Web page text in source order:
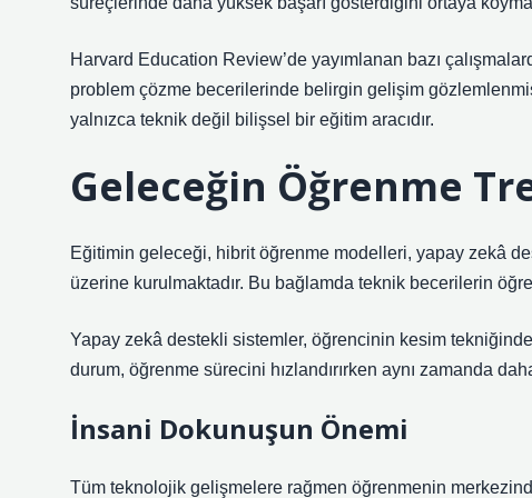
Harvard Education Review’de yayımlanan bazı
problem çözme becerilerinde belirgin gelişim
yalnızca teknik değil bilişsel bir eğitim aracıdır.
Geleceğin Öğrenme
Eğitimin geleceği, hibrit öğrenme modelleri, yapay zekâ
üzerine kurulmaktadır. Bu bağlamda teknik becerilerin
Yapay zekâ destekli sistemler, öğrencinin kesim
durum, öğrenme sürecini hızlandırırken aynı zamanda
İnsani Dokunuşun Önemi
Tüm teknolojik gelişmelere rağmen öğrenmenin